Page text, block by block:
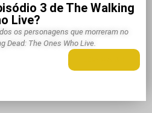
3 de The Walking
Live?
os personagens que morreram no
Dead: The Ones Who Live.